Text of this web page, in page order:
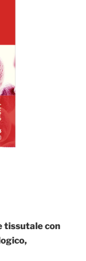
tissutale con